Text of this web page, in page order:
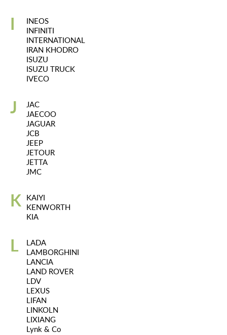
I
INEOS
INFINITI
INTERNATIONAL
IRAN KHODRO
ISUZU
ISUZU TRUCK
IVECO
J
JAC
JAECOO
JAGUAR
JCB
JEEP
JETOUR
JETTA
JMC
K
KAIYI
KENWORTH
KIA
L
LADA
LAMBORGHINI
LANCIA
LAND ROVER
LDV
LEXUS
LIFAN
LINKOLN
LIXIANG
Lynk & Co